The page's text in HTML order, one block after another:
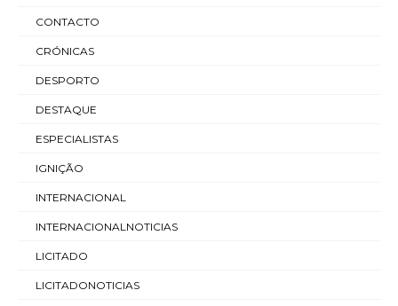
CONTACTO
CRÓNICAS
DESPORTO
DESTAQUE
ESPECIALISTAS
IGNIÇÃO
INTERNACIONAL
INTERNACIONALNOTICIAS
LICITADO
LICITADONOTICIAS